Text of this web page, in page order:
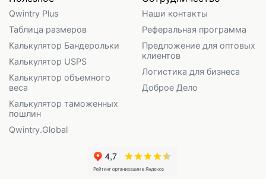
Qwintry Plus
Таблица размеров
Калькулятор Бандерольки
Калькулятор USPS
Калькулятор объемного
веса
Калькулятор таможенных
пошлин
Qwintry.Global
Наши контакты
Реферальная программа
Предложение для оптовых
клиентов
Логистика для бизнеса
Доброе Дело